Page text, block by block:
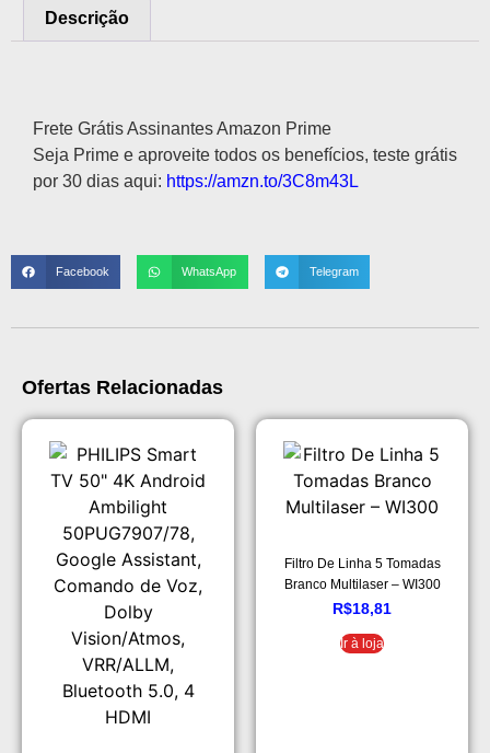
Descrição
Frete Grátis Assinantes Amazon Prime
Seja Prime e aproveite todos os benefícios, teste grátis
por 30 dias aqui: https://amzn.to/3C8m43L
Facebook WhatsApp Telegram
Ofertas Relacionadas
Filtro De Linha 5 Tomadas
Branco Multilaser – WI300
R$18,81
Ir à loja